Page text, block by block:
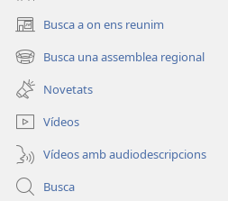
Busca a on ens reunim
(obri
en
una
finestra
nova)
Busca una assemblea regional
(obri
en
una
finestra
nova)
Novetats
Vídeos
Vídeos amb audiodescripcions
Busca